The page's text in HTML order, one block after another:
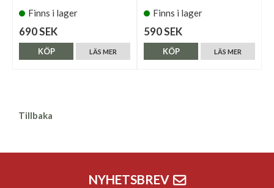
Finns i lager
690 SEK
LÄS MER
KÖP
Finns i lager
590 SEK
LÄS MER
KÖP
Tillbaka
NYHETSBREV